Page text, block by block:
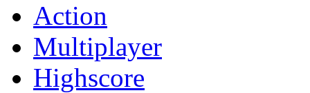
Action
Multiplayer
Highscore